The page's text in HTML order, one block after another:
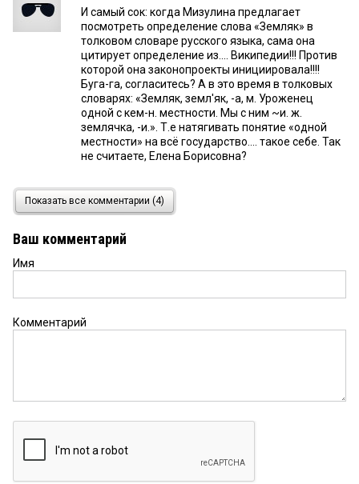
И самый сок: когда Мизулина предлагает
посмотреть определение слова «Земляк» в
толковом словаре русского языка, сама она
цитирует определение из.... Википедии!!! Против
которой она законопроекты инициировала!!!!
Буга-га, согласитесь? А в это время в толковых
словарях: «Земляк, земл′як, -а, м. Уроженец
одной с кем-н. местности. Мы с ним ~и. ж.
землячка, -и.». Т.е натягивать понятие «одной
местности» на всё государство.... такое себе. Так
не считаете, Елена Борисовна?
26 июля 2023 в 09:15:
По поводу Мизулиной можно было бы
публиковала, а просто список:что именно и когда
конкретно из омичей и чем именно она помогла.
защитников. Напротив — все только одобряют
такое решение — это губернатор всем рты
ухитрился позатыкать? Сомневаюсь. При этом
считаете, Елена Борисовна, почему так?
Показать все комментарии (4)
Ваш комментарий
Имя
Комментарий